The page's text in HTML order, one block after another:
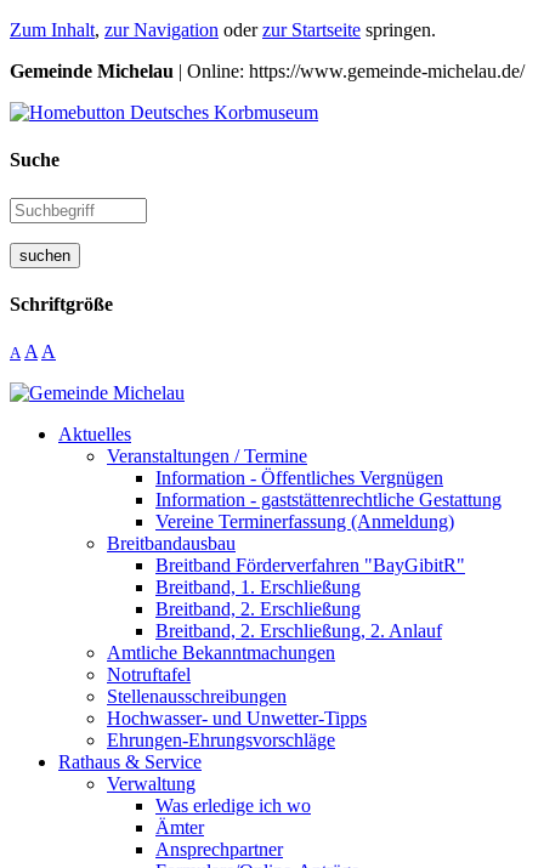
Zum Inhalt, zur Navigation oderzur Startseite springen.
Gemeinde Michelau | Online: https://www.gemeinde-michelau.de/
Suche
suchen
Schriftgröße
A A A
Aktuelles
Veranstaltungen / Termine
Information - Öffentliches Vergnügen
Information - gaststättenrechtliche Gestattung
Vereine Terminerfassung (Anmeldung)
Breitbandausbau
Breitband Förderverfahren "BayGibitR"
Breitband, 1. Erschließung
Breitband, 2. Erschließung
Breitband, 2. Erschließung, 2. Anlauf
Amtliche Bekanntmachungen
Notruftafel
Stellenausschreibungen
Hochwasser- und Unwetter-Tipps
Ehrungen-Ehrungsvorschläge
Rathaus & Service
Verwaltung
Was erledige ich wo
Ämter
Ansprechpartner